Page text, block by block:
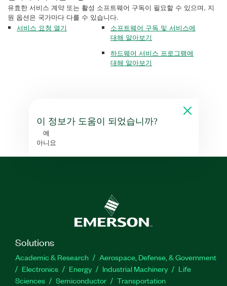
유효한 서비스 계약 또는 활성 소프트웨어 구독이 필요할 수 있으며, 지
원 옵션은 국가마다 다를 수 있습니다.
서비스 요청 열기
소프트웨어 구독 및 서비스에
대해 알아보기
하드웨어 서비스 프로그램에
대해 알아보기
이 정보가 도움이 되었습니까?
예
아니요
Solutions
Academic & Research
Aerospace, Defense, & Government
Electronics
Energy Industrial Machinery
Life
Sciences
Semiconductor Transportation